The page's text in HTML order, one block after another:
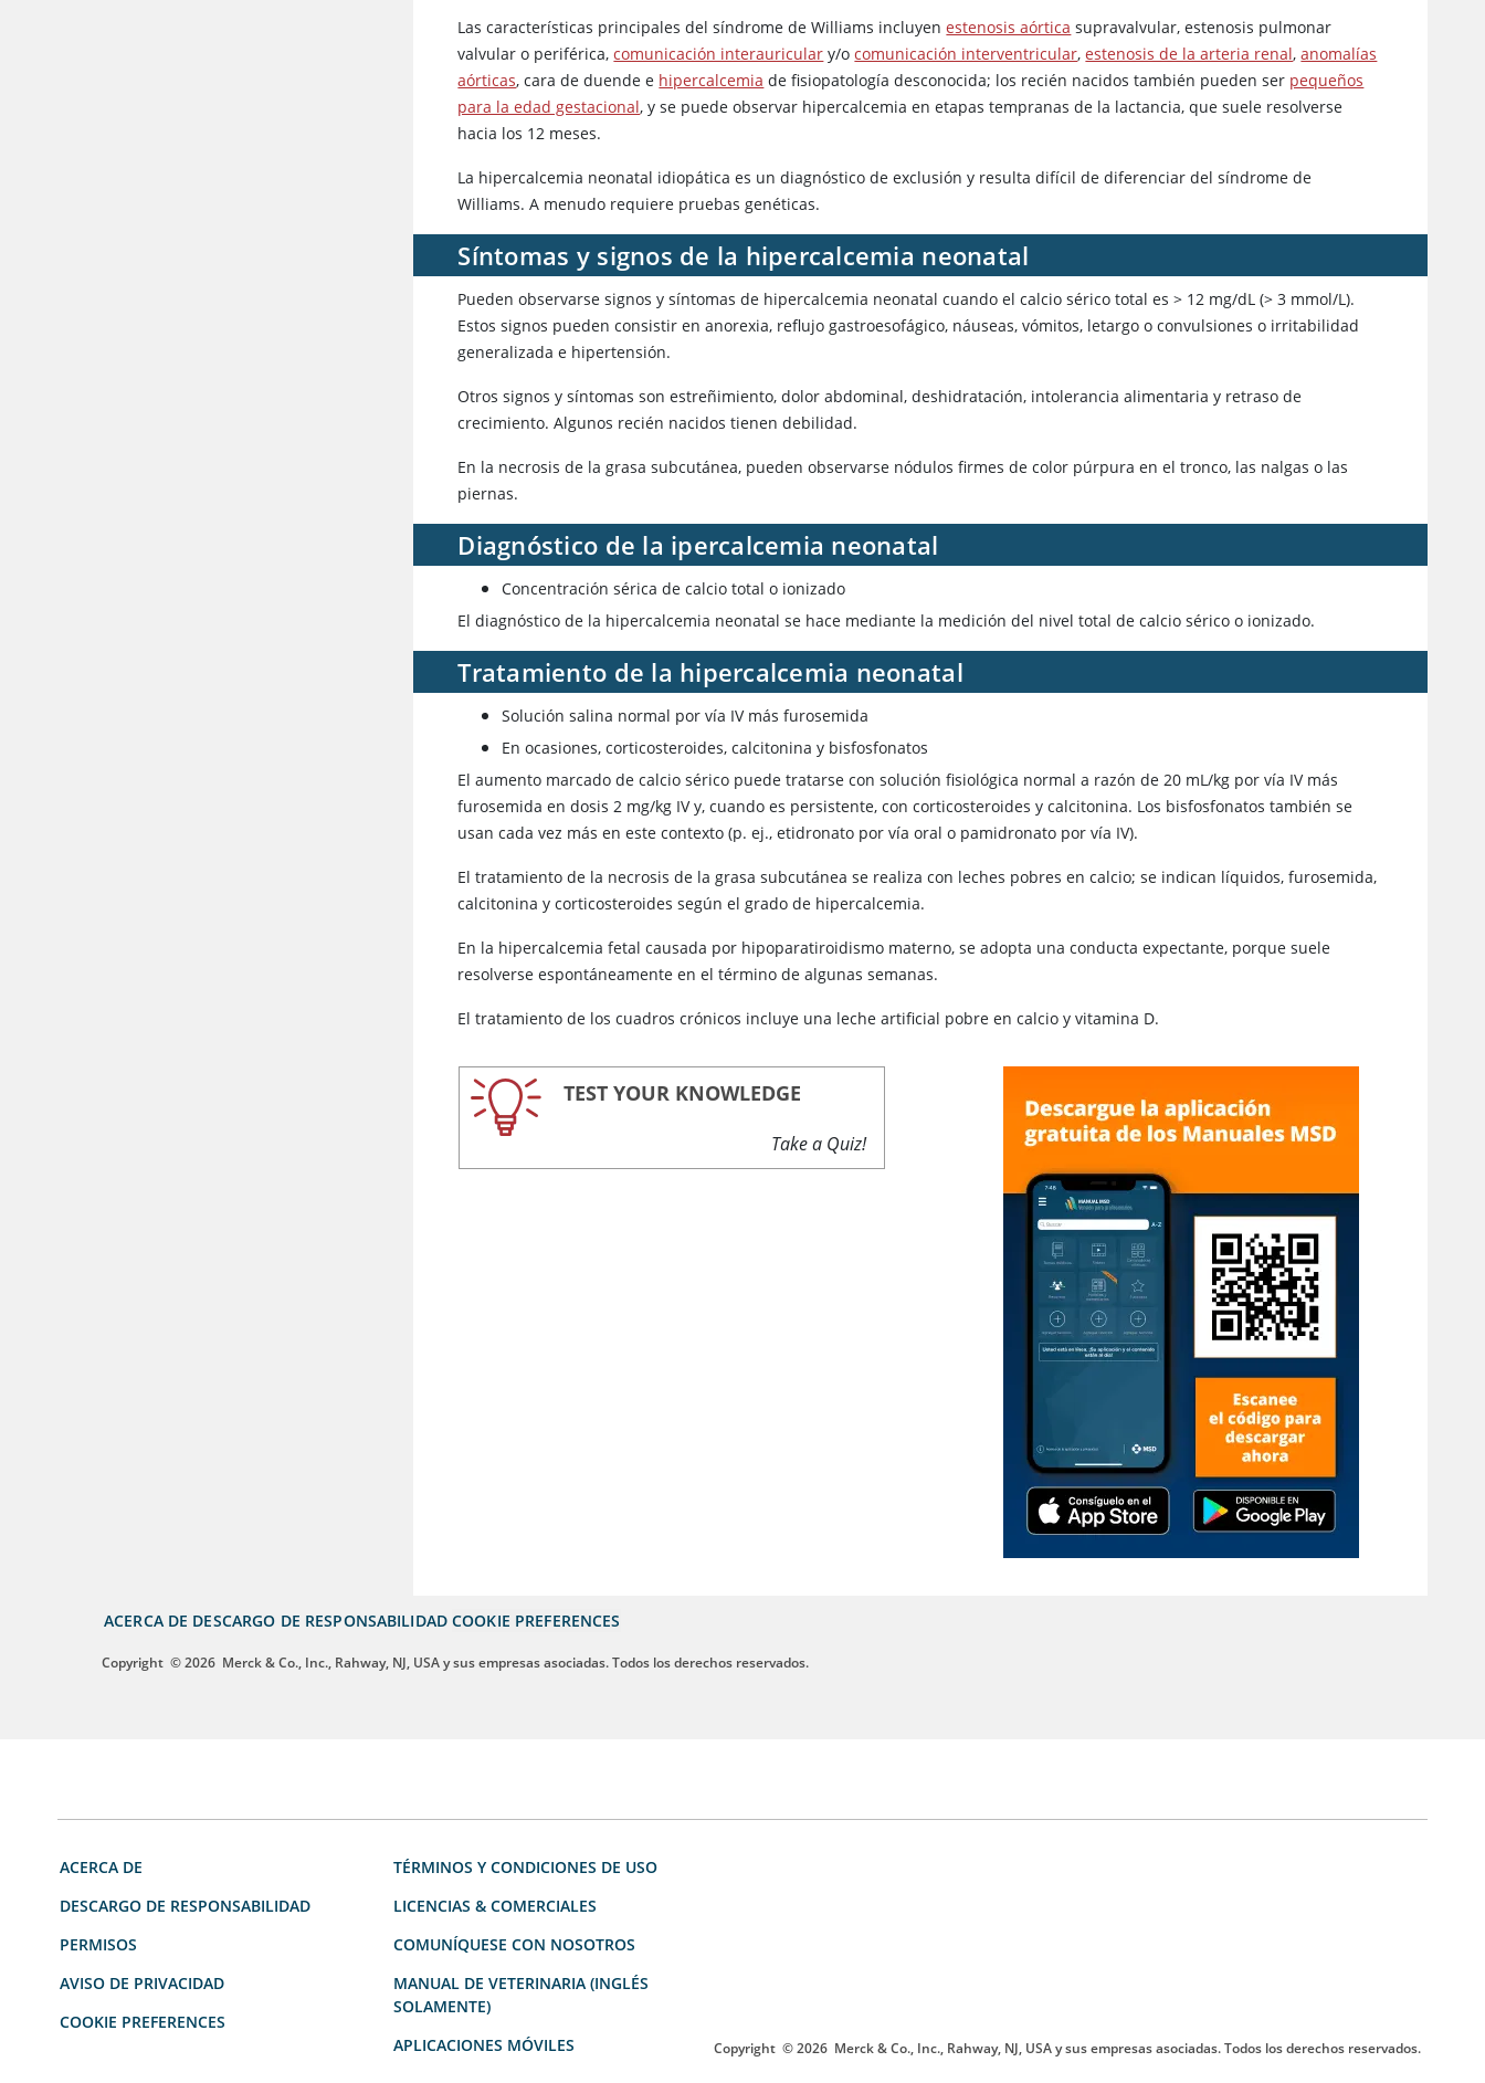
Las características principales del síndrome de Williams incluyenestenosis aórtica supravalvular, estenosis pulmonar
valvular o periférica,comunicación interauricular y/ocomunicación interventricular,estenosis de la arteria renal,anomalías
aórticas, cara de duende e hipercalcemia de fisiopatología desconocida; los recién nacidos también pueden ser pequeños
para la edad gestacional, y se puede observar hipercalcemia en etapas tempranas de la lactancia, que suele resolverse
hacia los 12 meses.
La hipercalcemia neonatal idiopática es un diagnóstico de exclusión y resulta difícil de diferenciar del síndrome de
Williams. A menudo requiere pruebas genéticas.
Síntomas y signos de la hipercalcemia neonatal
Pueden observarse signos y síntomas de hipercalcemia neonatal cuando el calcio sérico total es> 12 mg/dL (> 3 mmol/L).
Estos signos pueden consistir en anorexia, reflujo gastroesofágico, náuseas, vómitos, letargo o convulsiones o irritabilidad
generalizada e hipertensión.
Otros signos y síntomas son estreñimiento, dolor abdominal, deshidratación, intolerancia alimentaria y retraso de
crecimiento. Algunos recién nacidos tienen debilidad.
En la necrosis de la grasa subcutánea, pueden observarse nódulos firmes de color púrpura en el tronco, las nalgas o las
piernas.
Diagnóstico de la ipercalcemia neonatal
Concentración sérica de calcio total o ionizado
El diagnóstico de la hipercalcemia neonatal se hace mediante la medición del nivel total de calcio sérico o ionizado.
Tratamiento de la hipercalcemia neonatal
Solución salina normal por vía IV más furosemida
En ocasiones, corticosteroides, calcitonina y bisfosfonatos
El aumento marcado de calcio sérico puede tratarse con solución fisiológica normal a razón de 20 mL/kg por vía IV más
furosemida en dosis 2 mg/kg IV y, cuando es persistente, con corticosteroides y calcitonina. Los bisfosfonatos también se
usan cada vez más en este contexto (p. ej., etidronato por vía oral o pamidronato por vía IV).
El tratamiento de la necrosis de la grasa subcutánea se realiza con leches pobres en calcio; se indican líquidos,furosemida,
calcitonina y corticosteroides según el grado de hipercalcemia.
En la hipercalcemia fetal causada por hipoparatiroidismo materno, se adopta una conducta expectante, porque suele
resolverse espontáneamente en el término de algunas semanas.
El tratamiento de los cuadros crónicos incluye una leche artificial pobre en calcio yvitamina D.
TEST YOUR KNOWLEDGE
Take a Quiz!
ACERCA DE DESCARGO DE RESPONSABILIDAD COOKIE PREFERENCES
Copyright © 2026 Merck & Co., Inc., Rahway, NJ, USA y sus empresas asociadas. Todos los derechos reservados.
ACERCA DE
DESCARGO DE RESPONSABILIDAD
PERMISOS
AVISO DE PRIVACIDAD
COOKIE PREFERENCES
TÉRMINOS Y CONDICIONES DE USO
LICENCIAS & COMERCIALES
COMUNÍQUESE CON NOSOTROS
MANUAL DE VETERINARIA (INGLÉS
SOLAMENTE)
APLICACIONES MÓVILES
Copyright © 2026 Merck & Co., Inc., Rahway, NJ, USA y sus empresas asociadas. Todos los derechos reservados.